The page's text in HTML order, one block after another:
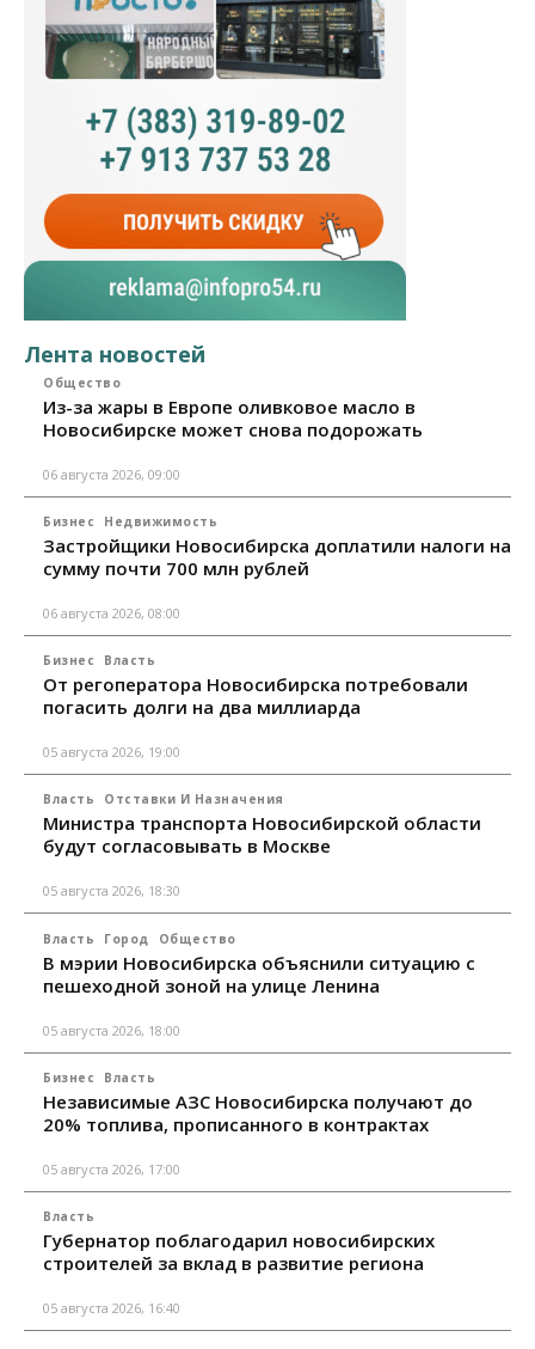
Лента новостей
Общество
Из-за жары в Европе оливковое масло в
Новосибирске может снова подорожать
06 августа 2026, 09:00
Бизнес Недвижимость
Застройщики Новосибирска доплатили налоги на
сумму почти 700 млн рублей
06 августа 2026, 08:00
Бизнес Власть
От регоператора Новосибирска потребовали
погасить долги на два миллиарда
05 августа 2026, 19:00
Власть Отставки И Назначения
Министра транспорта Новосибирской области
будут согласовывать в Москве
05 августа 2026, 18:30
Власть Город Общество
В мэрии Новосибирска объяснили ситуацию с
пешеходной зоной на улице Ленина
05 августа 2026, 18:00
Бизнес Власть
Независимые АЗС Новосибирска получают до
20% топлива, прописанного в контрактах
05 августа 2026, 17:00
Власть
Губернатор поблагодарил новосибирских
строителей за вклад в развитие региона
05 августа 2026, 16:40